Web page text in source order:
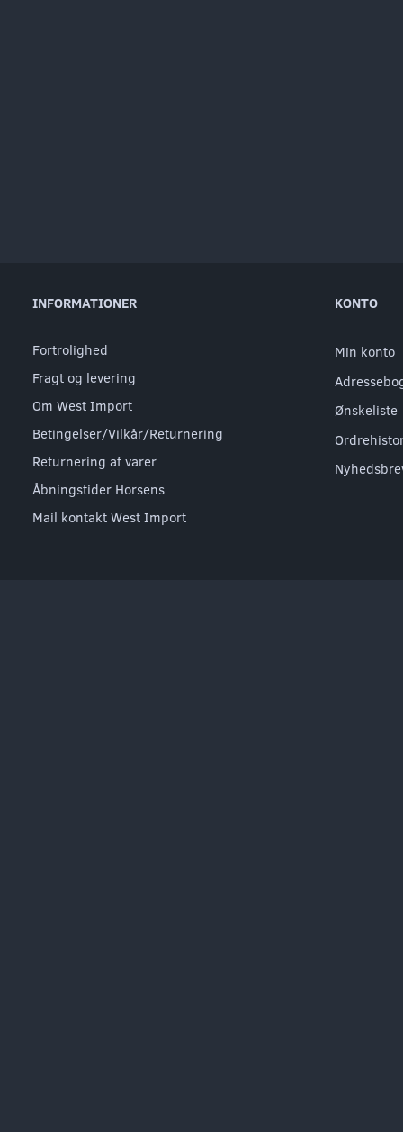
INFORMATIONER
Fortrolighed
Fragt og levering
Om West Import
Betingelser/Vilkår/Returnering
Returnering af varer
Åbningstider Horsens
Mail kontakt West Import
KONTO
Min konto
Ønskeliste